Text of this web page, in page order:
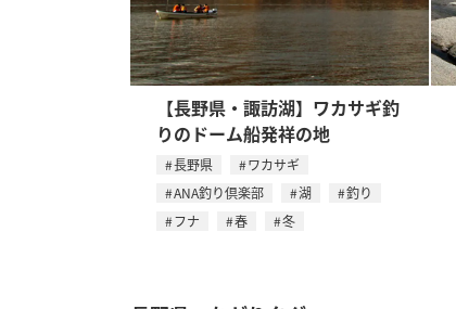
【長野県・諏訪湖】ワカサギ釣
りのドーム船発祥の地
長野県
ワカサギ
ANA釣り倶楽部
湖
釣り
フナ
春 冬